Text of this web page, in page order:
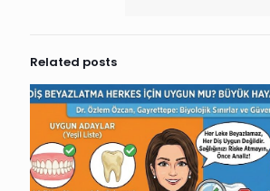
Related posts